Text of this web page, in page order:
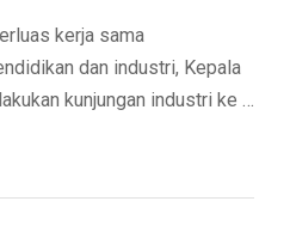
kerja sama
dan industri, Kepala
kunjungan industri ke …